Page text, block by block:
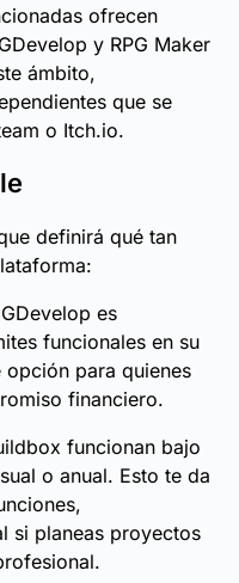
ofrecen
y RPG Maker
ámbito,
que se
o Itch.io.
definirá qué tan
es
funcionales en su
opción para quienes
financiero.
funcionan bajo
o anual. Esto te da
si planeas proyectos